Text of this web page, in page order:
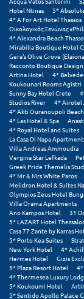
Πάτμος
Πάτρα
Παύλιανη
Πειραιάς
Πελοπόννησος
Πήλιο
Πιερία
Πλαταμώνας
Πλύτρα Λακωνίας
Πόρος
Πόρτο Χέλι
Πρέβεζα
Hotel Ntinas
5*
4* A For Art Hotel Thassos
Οικολογικός Ξενώνας
4* Alexandra Beach
Mirabilia Boutique Hotel
Gera's Olive Grove
Racconto Boutique
Artina Hotel
4*
Koukounari Rooms Agistri
Sunny Bay Hotel Crete
Studios River
4* Airotel
4* Akti Ouranoupoli
4* Las Hotel & Spa
4* Royal Hotel and Suites
La Casa Di Napa
Villa Andreas Ammoudia
Vergina Star Lefkada
Greek Pride Themelis
4* Mr & Mrs White Paros
Melidron Hotel & Suites
Olympios Zeus Hotel
Villa Orama Apartments
Ano Kampos Hotel
31
5* LAZART Hotel
Casa 77 Zante by Karras
5* Porto Kea Suites
New York Hotel
4*
Hermes Hotel
Gizis
5* Plaza Resort Hotel
4* Thermesea Luxury
5* Koukoumi Hotel
5* Sentido Apollo Palace